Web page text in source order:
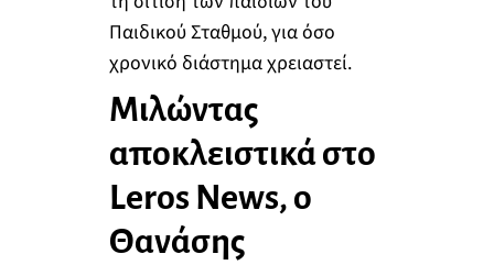
Παιδικού Σταθμού, για όσο
χρονικό διάστημα χρειαστεί.
Μιλώντας
αποκλειστικά στο
Leros News, ο
Θανάσης